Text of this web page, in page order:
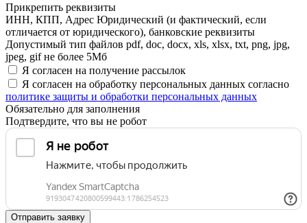
Прикрепить реквизиты
ИНН, КПП, Адрес Юридический (и фактический, если
отличается от юридического), банковские реквизиты
Допустимый тип файлов pdf, doc, docx, xls, xlsx, txt, png, jpg,
jpeg, gif не более 5Мб
Я согласен на получение рассылок
Я согласен на обработку персональных данных согласно
политике защиты и обработки персональных данных
Обязательно для заполнения
Подтвердите, что вы не робот
Отправить заявку